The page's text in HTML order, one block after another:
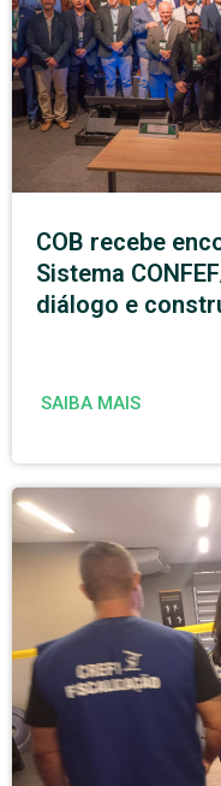
COB recebe
Sistema
diálogo e
SAIBA MAIS